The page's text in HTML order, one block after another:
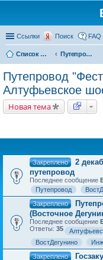
Ссылки Поиск FAQ
Список форумов Путепровод "Фестивальная ул. - Алтуфьевское шоссе"
Путепровод
Алтуфьевское
Новая тема
Закреплено
2
путепровод
Последнее сообщение
Путепровод
Закреплено
(Восточное
Последнее сообщение
Ответы: 35
ВостДегунино
Закреплено